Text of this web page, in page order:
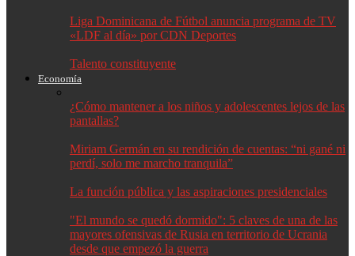
Liga Dominicana de Fútbol anuncia programa de TV
«LDF al día» por CDN Deportes
Talento constituyente
Economía
¿Cómo mantener a los niños y adolescentes lejos de las
pantallas?
Miriam Germán en su rendición de cuentas: “ni gané ni
perdí, solo me marcho tranquila”
La función pública y las aspiraciones presidenciales
"El mundo se quedó dormido": 5 claves de una de las
mayores ofensivas de Rusia en territorio de Ucrania
desde que empezó la guerra